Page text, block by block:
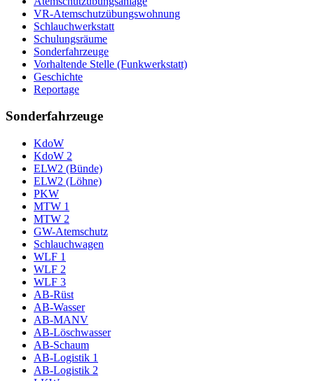
VR-Atemschutzübungswohnung
Schlauchwerkstatt
Schulungsräume
Sonderfahrzeuge
Vorhaltende Stelle (Funkwerkstatt)
Geschichte
Reportage
Sonderfahrzeuge
KdoW
KdoW 2
ELW2 (Bünde)
ELW2 (Löhne)
PKW
MTW 1
MTW 2
GW-Atemschutz
Schlauchwagen
WLF 1
WLF 2
WLF 3
AB-Rüst
AB-Wasser
AB-MANV
AB-Löschwasser
AB-Schaum
AB-Logistik 1
AB-Logistik 2